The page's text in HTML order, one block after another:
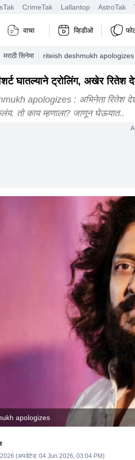
CrimeTak Lallantop AstroTak
वाचा व्हिडीओ
मराठी सिनेमा riteish deshmukh
घातल्याने ट्रोलिंग, अखेर
apologizes : अभिनेता रितेश
तो काय म्हणाला? जाणून घेऊयात..
apologizes
(अपडेटेड: 04 Jun 2026, 03:04 PM)